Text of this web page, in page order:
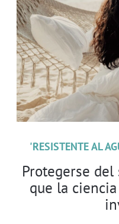
'RESISTENTE AL
Protegerse
que la